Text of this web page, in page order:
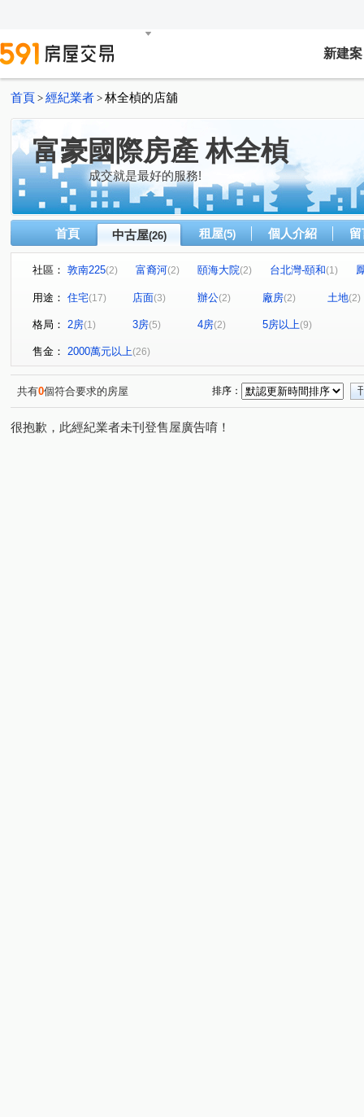
新建案
首頁 > 經紀業者 > 林全楨的店舖
富豪國際房產 林全楨
成交就是最好的服務!
首頁 中古屋(26) 租屋(5) 個人介紹
社區： 敦南225(2) 富裔河(2) 頤海大院(2) 台北灣-頤和(1)
冠德青璞匯
大直上城 潤泰敦仁
復興路
中正東路二段 (3) 五權六路(1) 五工三路
茅埔三路(2) 八寮灣
濱海路三段(1) 堤頂大道二段(1) 德行東路(2) 經貿二路
環河東路四段
用途： 住宅(17) 店面(3) 辦公(2) 廠房(2) 土地(2)
格局： 2房(1) 3房(5) 4房(2) 5房以上(9)
售金： 2000萬元以上(26)
共有0個符合要求的房屋 排序：
很抱歉，此經紀業者未刊登售屋廣告唷！